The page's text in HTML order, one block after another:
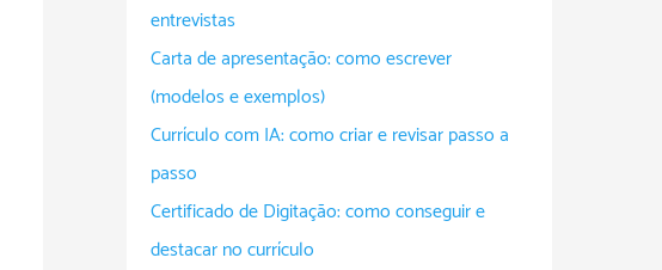
entrevistas
Carta de apresentação: como escrever
(modelos e exemplos)
Currículo com IA: como criar e revisar passo a
passo
Certificado de Digitação: como conseguir e
destacar no currículo